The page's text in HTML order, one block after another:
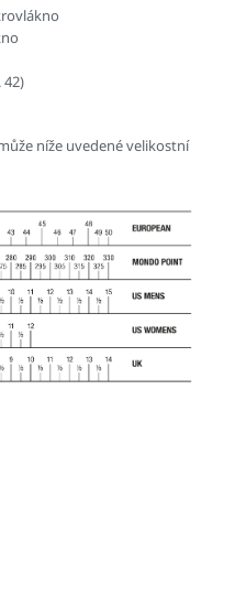
42)
níže uvedené velikostní